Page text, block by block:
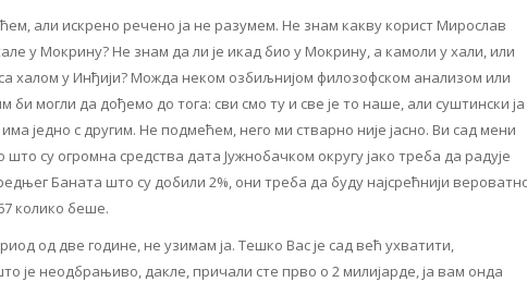
али искрено речено ја не разумем. Не знам какву корист Мирослав
у Мокрину? Не знам да ли је икад био у Мокрину, а камоли у хали, или
халом у Инђији? Можда неком озбиљнијом филозофском анализом или
могли да дођемо до тога: сви смо ту и све је то наше, али суштински ја
једно с другим. Не подмећем, него ми стварно није јасно. Ви сад мени
су огромна средства дата Јужнобачком округу јако треба да радује
Баната што су добили 2%, они треба да буду најсрећнији
колико беше.
од две године, не узимам ја. Тешко Вас је сад већ ухватити,
је неодбрањиво, дакле, причали сте прво о 2 милијарде, ја вам онда